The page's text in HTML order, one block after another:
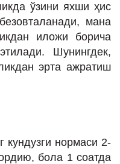
ўзини яхши ҳис
мана
иложи борича
Шунингдек,
эрта ажратиш
нормаси 2-
бола 1 соатда